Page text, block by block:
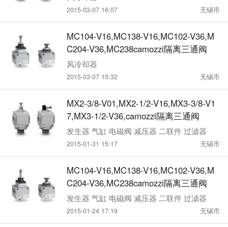
2015-03-07 16:07 无锡市
MC104-V16,MC138-V16,MC102-V36,M
C204-V36,MC238camozzi隔离三通阀
风冷却器
2015-03-07 15:32 无锡市
MX2-3/8-V01,MX2-1/2-V16,MX3-3/8-V1
7,MX3-1/2-V36,camozzi隔离三通阀
发生器 气缸 电磁阀 减压器 二联件 过滤器
2015-01-31 15:17 无锡市
MC104-V16,MC138-V16,MC102-V36,M
C204-V36,MC238camozzi隔离三通阀
发生器 气缸 电磁阀 减压器 二联件 过滤器
2015-01-24 17:19 无锡市